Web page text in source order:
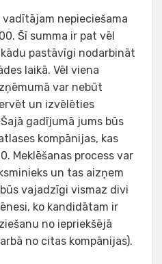
nepieciešama
Šī summa ir pat vēl
pastāvīgi nodarbināt
laikā. Vēl viena
var nebūt
un izvēlēties
gadījumā jums būs
kompānijas, kas
Meklēšanas process var
un tas aizņem
vajadzīgi vismaz divi
ko kandidātam ir
no iepriekšējā
no citas kompānijas).